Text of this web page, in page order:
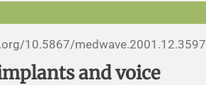
10.5867/medwave.2001.12.3597
and voice